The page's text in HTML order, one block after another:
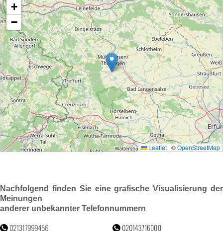
Nachfolgend finden Sie eine grafische Visualisierung der
Meinungen
anderer unbekannter Telefonnummern